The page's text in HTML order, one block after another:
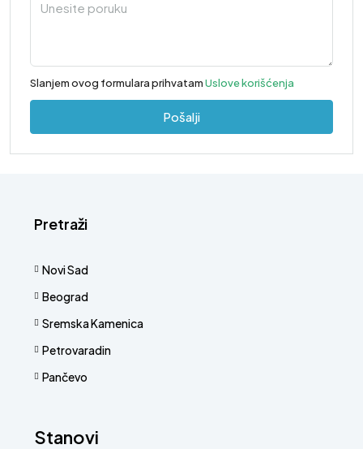
Slanjem ovog formulara prihvatamUslove korišćenja
Pošalji
Pretraži
Novi Sad
Beograd
Sremska Kamenica
Petrovaradin
Pančevo
Stanovi